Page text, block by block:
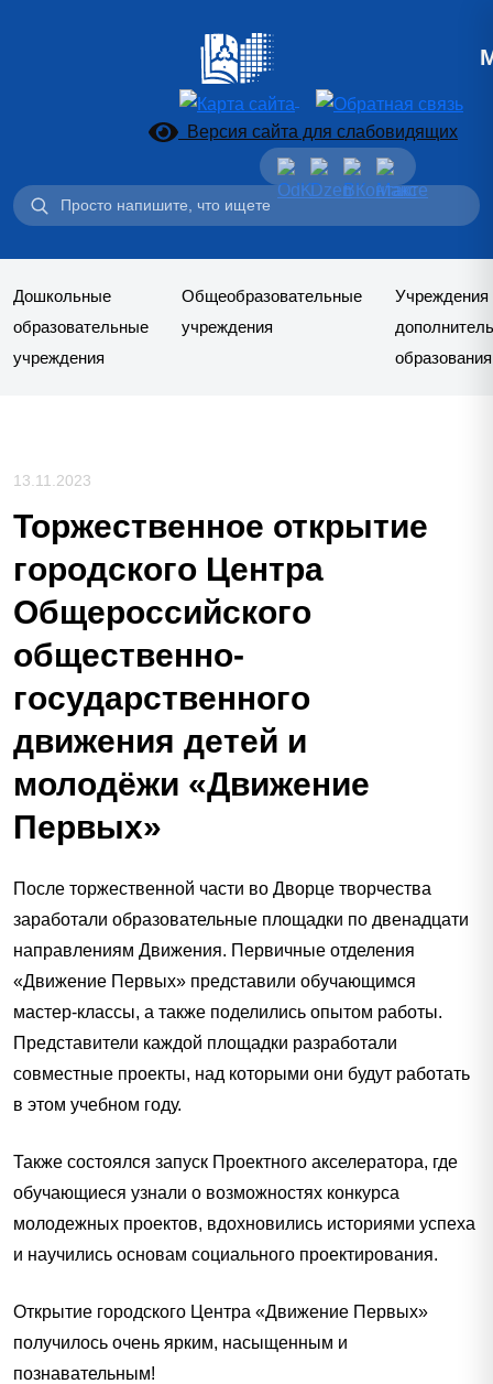
Версия сайта для слабовидящих
Поиск:
Дошкольные
образовательные
учреждения
Общеобразовательные
учреждения
Учреждения
образования
13.11.2023
Торжественное открытие
городского Центра
Общероссийского
общественно-
государственного
движения детей и
молодёжи «Движение
Первых»
После торжественной части во Дворце творчества
заработали образовательные площадки по двенадцати
направлениям Движения. Первичные отделения
«Движение Первых» представили обучающимся
мастер-классы, а также поделились опытом работы.
Представители каждой площадки разработали
совместные проекты, над которыми они будут работать
в этом учебном году.
Также состоялся запуск Проектного акселератора, где
обучающиеся узнали о возможностях конкурса
молодежных проектов, вдохновились историями успеха
и научились основам социального проектирования.
Открытие городского Центра «Движение Первых»
получилось очень ярким, насыщенным и
познавательным!